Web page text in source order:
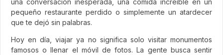
una conversación inesperada, una comida increíble en un
pequeño restaurante perdido o simplemente un atardecer
que te dejó sin palabras.
Hoy en día, viajar ya no significa solo visitar monumentos
famosos o llenar el móvil de fotos. La gente busca sentir